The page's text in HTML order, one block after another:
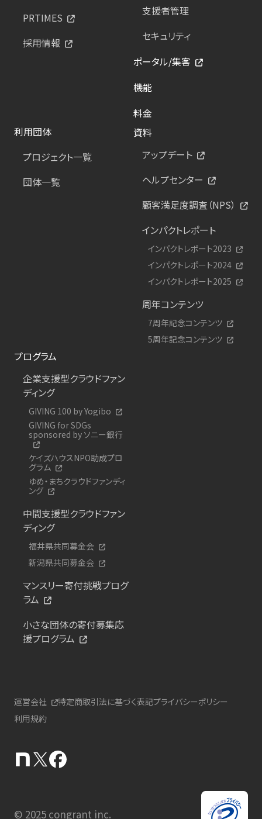
PRTIMES
採用情報
支援者管理
セキュリティ
ポータル/集客
機能
料金
利用団体
プロジェクト一覧
団体一覧
資料
アップデート
ヘルプセンター
顧客満足度調査（NPS）
インパクトレポート
インパクトレポート2023
インパクトレポート2024
インパクトレポート2025
周年コンテンツ
7周年記念コンテンツ
5周年記念コンテンツ
プログラム
企業支援型クラウドファン
ディング
GIVING 100 by Yogibo
GIVING for SDGs
sponsored by ソニー銀行
ケイズハウスNPO助成プロ
グラム
ゆめ・まちクラウドファンディ
ング
中間支援型クラウドファン
ディング
福井県共同募金会
新潟県共同募金会
マンスリー寄付挑戦プログ
ラム
小さな団体の寄付募集応
援プログラム
運営会社 特定商取引法に基づく表記プライバシーポリシー
利用規約
© 2025 congrant inc.